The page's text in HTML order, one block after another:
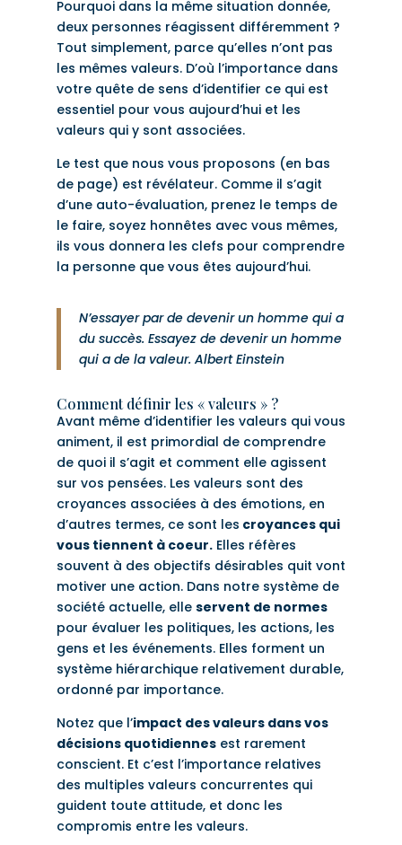
Pourquoi dans la même situation donnée,
deux personnes réagissent différemment ?
Tout simplement, parce qu’elles n’ont pas
les mêmes valeurs. D’où l’importance dans
votre quête de sens d’identifier ce qui est
essentiel pour vous aujourd’hui et les
valeurs qui y sont associées.
Le test que nous vous proposons (en bas
de page) est révélateur. Comme il s’agit
d’une auto-évaluation, prenez le temps de
le faire, soyez honnêtes avec vous mêmes,
ils vous donnera les clefs pour comprendre
la personne que vous êtes aujourd’hui.
N’essayer par de devenir un homme qui a
du succès. Essayez de devenir un homme
qui a de la valeur. Albert Einstein
Comment définir les « valeurs » ?
Avant même d’identifier les valeurs qui vous
animent, il est primordial de comprendre
de quoi il s’agit et comment elle agissent
sur vos pensées. Les valeurs sont des
croyances associées à des émotions, en
d’autres termes, ce sont les croyances qui
vous tiennent à coeur.Elles réfères
souvent à des objectifs désirables quit vont
motiver une action. Dans notre système de
société actuelle, elle servent de normes
pour évaluer les politiques, les actions, les
gens et les événements. Elles forment un
système hiérarchique relativement durable,
ordonné par importance.
Notez que l’impact des valeurs dans vos
décisions quotidiennesest rarement
conscient. Et c’est l’importance relatives
des multiples valeurs concurrentes qui
guident toute attitude, et donc les
compromis entre les valeurs.